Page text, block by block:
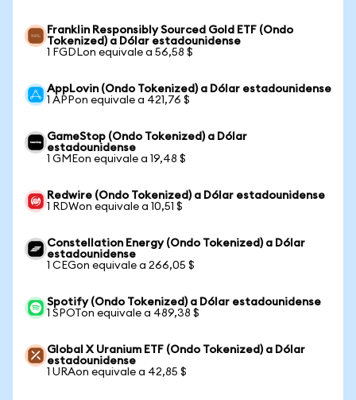
Franklin Responsibly Sourced Gold ETF (Ondo
Tokenized) a Dólar estadounidense
1 FGDLon equivale a 56,58 $
AppLovin (Ondo Tokenized) a Dólar estadounidense
1 APPon equivale a 421,76 $
GameStop (Ondo Tokenized) a Dólar
estadounidense
1 GMEon equivale a 19,48 $
Redwire (Ondo Tokenized) a Dólar estadounidense
1 RDWon equivale a 10,51 $
Constellation Energy (Ondo Tokenized) a Dólar
estadounidense
1 CEGon equivale a 266,05 $
Spotify (Ondo Tokenized) a Dólar estadounidense
1 SPOTon equivale a 489,38 $
Global X Uranium ETF (Ondo Tokenized) a Dólar
estadounidense
1 URAon equivale a 42,85 $